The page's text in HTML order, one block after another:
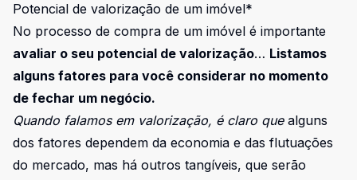
Potencial de valorização de um imóvel*
No processo de compra de um imóvel é importante
avaliar o seu potencial de valorização… Listamos
alguns fatores para você considerar no momento
de fechar um negócio.
Quando falamos em valorização, é claro que alguns
dos fatores dependem da economia e das flutuações
do mercado, mas há outros tangíveis, que serão